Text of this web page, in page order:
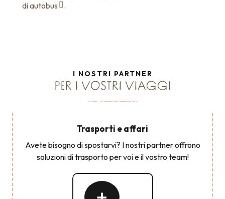
di autobus
.
I NOSTRI PARTNER
PER I VOSTRI VIAGGI
Trasporti e affari
Avete bisogno di spostarvi? I nostri partner offrono
soluzioni di trasporto per voi e il vostro team!
Leggi